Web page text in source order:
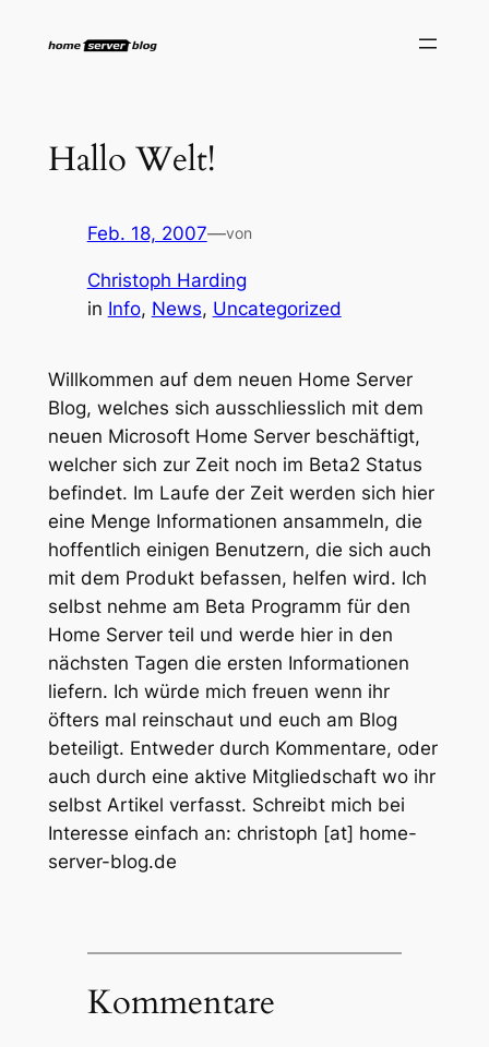
Inhalt
Hallo Welt!
Feb. 18, 2007—von
Christoph Harding
in Info, News, Uncategorized
Willkommen auf dem neuen Home Server
Blog, welches sich ausschliesslich mit dem
neuen Microsoft Home Server beschäftigt,
welcher sich zur Zeit noch im Beta2 Status
befindet. Im Laufe der Zeit werden sich hier
eine Menge Informationen ansammeln, die
hoffentlich einigen Benutzern, die sich auch
mit dem Produkt befassen, helfen wird. Ich
selbst nehme am Beta Programm für den
Home Server teil und werde hier in den
nächsten Tagen die ersten Informationen
liefern. Ich würde mich freuen wenn ihr
öfters mal reinschaut und euch am Blog
beteiligt. Entweder durch Kommentare, oder
auch durch eine aktive Mitgliedschaft wo ihr
selbst Artikel verfasst. Schreibt mich bei
Interesse einfach an: christoph [at] home-
server-blog.de
Kommentare